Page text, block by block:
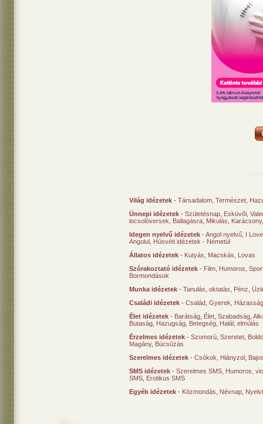
Világ idézetek - Társadalom Természet
Ünnepi idézetek - Születésnap Esküvői
locsolóversek
Ballagásra Mikulás Karácsony
Idegen nyelvű idézetek -Angol nyelvű I
Angolul Húsvéti idézetek - Németül
Állatos idézetek - Kutyás Macskás
Lovas
Szórakoztató idézetek - Film Humoros
Bormondások
Munka idézetek - Tanulás, oktatás Pénz
Családi idézetek - Család Gyerek
Élet idézetek - Barátság Élet Szabadság
Butaság Hazugság Betegség Halál, elmúlás
Érzelmes idézetek - Szomorú Szeretet
Magány, Búcsúzás
Szerelmes idézetek - Csókok Hiányzol
SMS idézetek - Szerelmes SMS Humoros,
SMS Erotikus SMS
Egyéb idézetek - Közmondás Névnap